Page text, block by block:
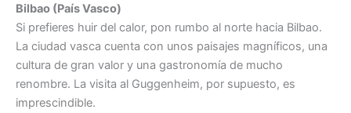
Bilbao (País Vasco)
Si prefieres huir del calor, pon rumbo al norte hacia Bilbao.
La ciudad vasca cuenta con unos paisajes magníficos, una
cultura de gran valor y una gastronomía de mucho
renombre. La visita al Guggenheim, por supuesto, es
imprescindible.